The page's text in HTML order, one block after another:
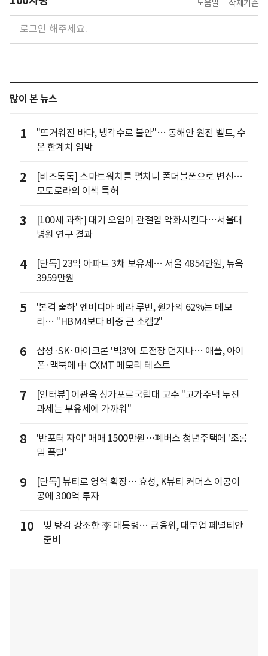
도움말 삭제기준
많이 본 뉴스
1
"뜨거워진 바다, 냉각수로 불안"… 동해안 원전 벨트, 수
온 한계치 임박
2
[비즈톡톡] 스마트워치를 펼치니 폴더블폰으로 변신…
모토로라의 이색 특허
3
[100세 과학] 대기 오염이 관절염 악화시킨다…서울대
병원 연구 결과
4
[단독] 23억 아파트 3채 보유세… 서울 4854만원, 뉴욕
3959만원
5
'본격 출하' 엔비디아 베라 루빈, 원가의 62%는 메모
리… "HBM4보다 비중 큰 소캠2"
6
삼성·SK·마이크론 '빅3'에 도전장 던지나… 애플, 아이
폰·맥북에 中 CXMT 메모리 테스트
7
[인터뷰] 이관옥 싱가포르국립대 교수 "고가주택 누진
과세는 부유세에 가까워"
8
'반포터 자이' 매매 1500만원…폐버스 청년주택에 '조롱
밈 폭발'
9
[단독] 뷰티로 영역 확장… 효성, K뷰티 커머스 이공이
공에 300억 투자
10
빚 탕감 강조한 李 대통령… 금융위, 대부업 페널티안
준비